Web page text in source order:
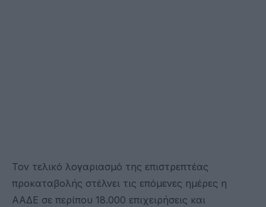
Τον τελικό λογαριασμό της επιστρεπτέας
προκαταβολής στέλνει τις επόμενες ημέρες η
ΑΑΔΕ σε περίπου 18.000 επιχειρήσεις και